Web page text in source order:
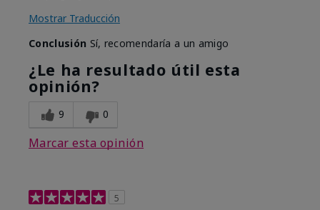
Mostrar Traducción
Conclusión Sí, recomendaría a un amigo
¿Le ha resultado útil esta
opinión?
9 0
Marcar esta opinión
5